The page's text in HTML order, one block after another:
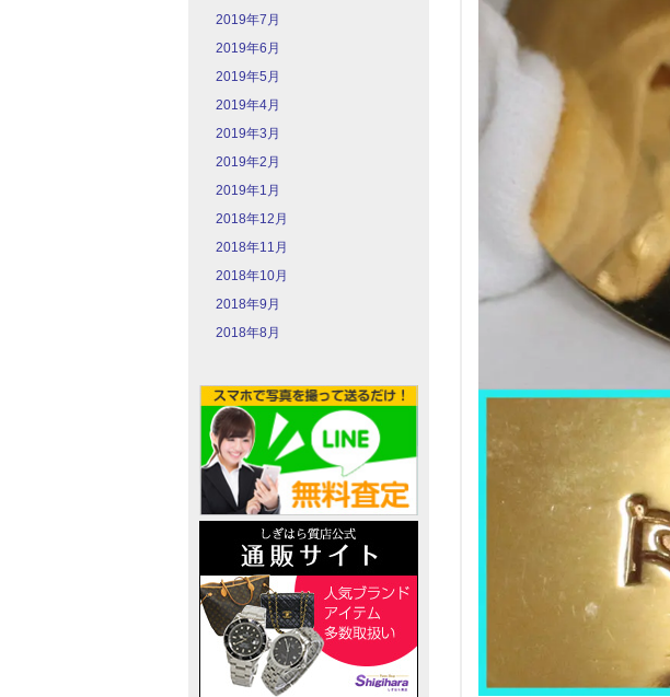
2019年7月
2019年6月
2019年5月
2019年4月
2019年3月
2019年2月
2019年1月
2018年12月
2018年11月
2018年10月
2018年9月
2018年8月